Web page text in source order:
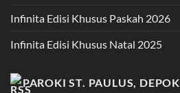
Infinita Edisi Khusus Paskah 2026
Infinita Edisi Khusus Natal 2025
PAROKI ST. PAULUS, DEPOK